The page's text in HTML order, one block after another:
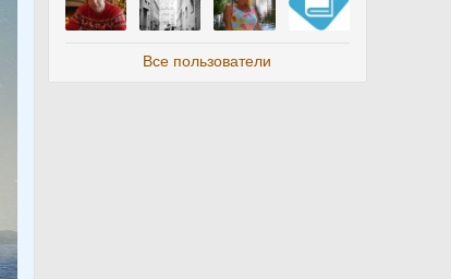
Все пользователи